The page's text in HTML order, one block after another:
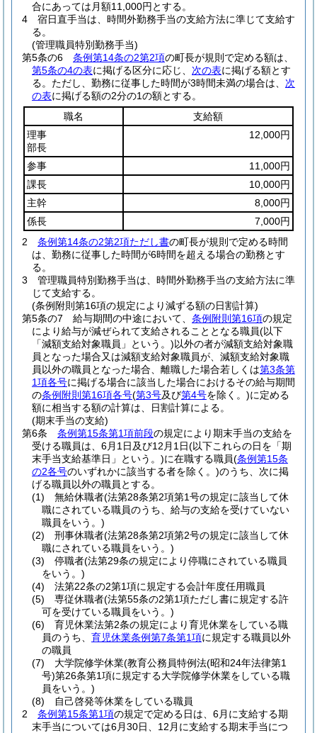
合にあっては月額11,000円とする。
4
宿日直手当は、時間外勤務手当の支給方法に準じて支給す
る。
(管理職員特別勤務手当)
第5条の6
条例第14条の2第2項の町長が規則で定める額は、
第5条の4の表に掲げる区分に応じ、 次の表に掲げる額とす
る。 ただし、勤務に従事した時間が3時間未満の場合は、 次
の表に掲げる額の2分の1の額とする。
職名
支給額
理事
部長
12,000円
参事
11,000円
課長
10,000円
主幹
8,000円
係長
7,000円
2
条例第14条の2第2項ただし書の町長が規則で定める時間
は、勤務に従事した時間が6時間を超える場合の勤務とす
る。
3
管理職員特別勤務手当は、時間外勤務手当の支給方法に準
じて支給する。
(条例附則第16項の規定により減ずる額の日割計算)
第5条の7
給与期間の中途において、 条例附則第16項の規定
により給与が減ぜられて支給されることとなる職員(以下
「減額支給対象職員」という。)以外の者が減額支給対象職
員となった場合又は減額支給対象職員が、減額支給対象職
員以外の職員となった場合、離職した場合若しくは第3条第
1項各号に掲げる場合に該当した場合におけるその給与期間
の条例附則第16項各号(第3号及び第4号を除く。)に定める
額に相当する額の計算は、日割計算による。
(期末手当の支給)
第6条
条例第15条第1項前段の規定により期末手当の支給を
受ける職員は、6月1日及び12月1日(以下これらの日を「期
末手当支給基準日」という。)に在職する職員(条例第15条
の2各号のいずれかに該当する者を除く。)のうち、次に掲
げる職員以外の職員とする。
(1)
無給休職者(法第28条第2項第1号の規定に該当して休
職にされている職員のうち、給与の支給を受けていない
職員をいう。)
(2)
刑事休職者(法第28条第2項第2号の規定に該当して休
職にされている職員をいう。)
(3)
停職者(法第29条の規定により停職にされている職員
をいう。)
(4)
法第22条の2第1項に規定する会計年度任用職員
(5)
専従休職者(法第55条の2第1項ただし書に規定する許
可を受けている職員をいう。)
(6)
育児休業法第2条の規定により育児休業をしている職
員のうち、 育児休業条例第7条第1項に規定する職員以外
の職員
(7)
大学院修学休業(教育公務員特例法(昭和24年法律第1
号)第26条第1項に規定する大学院修学休業をしている職
員をいう。)
(8)
自己啓発等休業をしている職員
2
条例第15条第1項の規定で定める日は、6月に支給する期
末手当については6月30日、12月に支給する期末手当につ